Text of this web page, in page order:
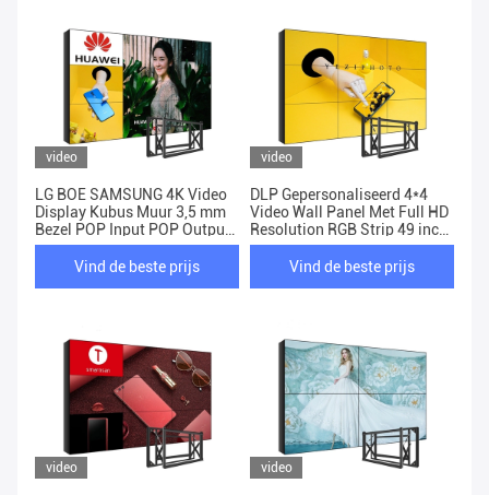
video
LG BOE SAMSUNG 4K Video
Display Kubus Muur 3,5 mm
Bezel POP Input POP Output
55 inch
Vind de beste prijs
video
DLP Gepersonaliseerd 4*4
Video Wall Panel Met Full HD
Resolution RGB Strip 49 inch
Scherm
Vind de beste prijs
video video